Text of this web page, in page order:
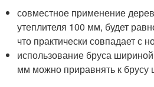
совместное применение
утеплителя 100 мм, будет
что практически совпадает с
использование бруса
мм можно приравнять к